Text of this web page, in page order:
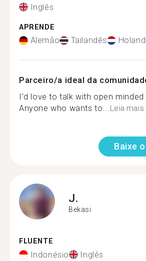
Inglês
APRENDE
Alemão Tailandês
Parceiro/a ideal da
I'd love to talk with open minded
Anyone who wants to...Leia mais
Baixe
J.
Bekasi
FLUENTE
Indonésio Inglês